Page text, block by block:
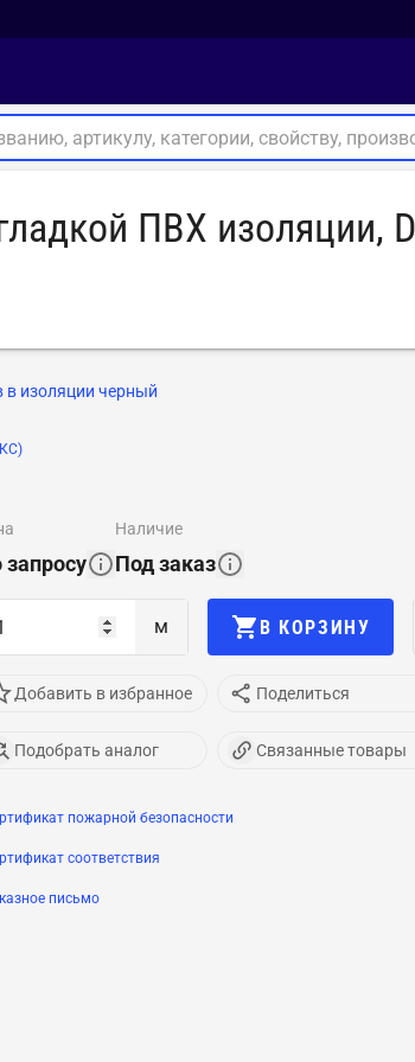
ПВХ изоляции,
в изоляции черный
запросу
наличие
Под заказ
м В КОРЗИНУ
Добавить в избранное Поделиться
Подобрать аналог Связанные товары
пожарной безопасности
соответствия
письмо